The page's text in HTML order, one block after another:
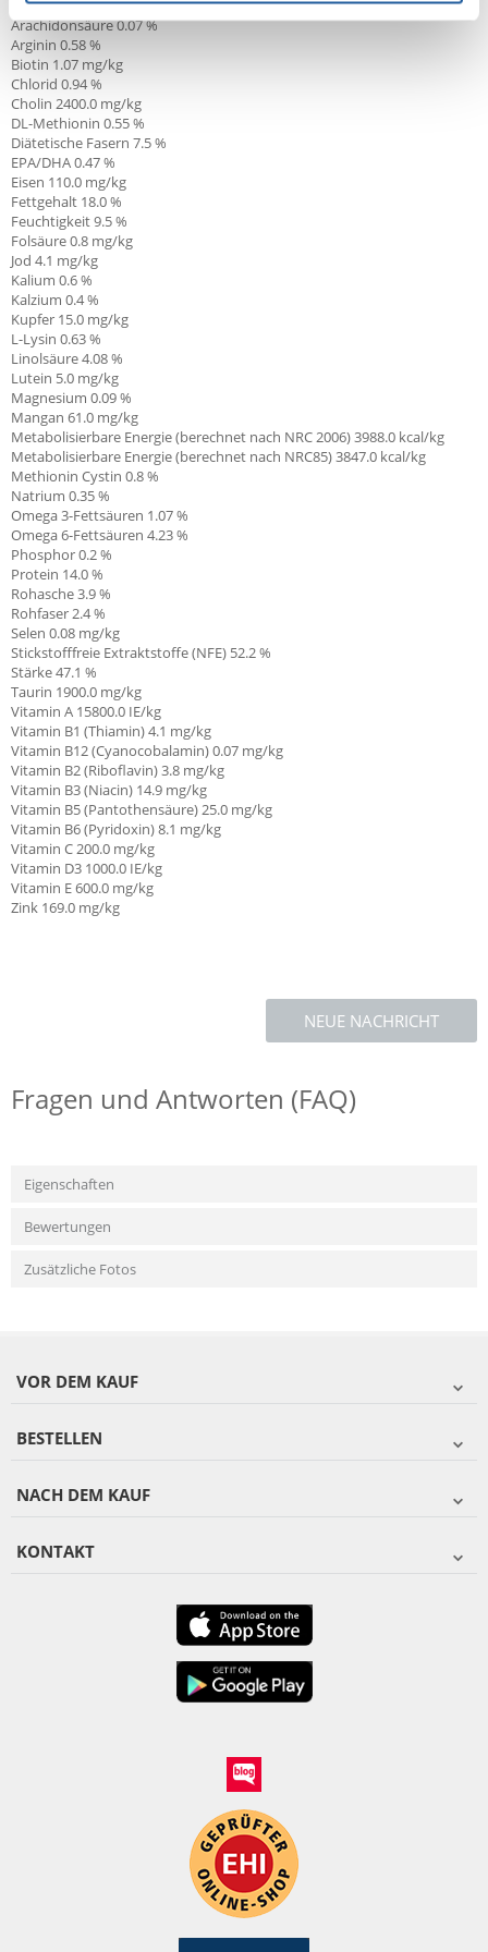
Arachidonsäure 0.07 %
Arginin 0.58 %
Biotin 1.07 mg/kg
Chlorid 0.94 %
Cholin 2400.0 mg/kg
DL-Methionin 0.55 %
Diätetische Fasern 7.5 %
EPA/DHA0.47 %
Eisen 110.0 mg/kg
Fettgehalt 18.0 %
Feuchtigkeit 9.5 %
Folsäure 0.8 mg/kg
Jod 4.1 mg/kg
Kalium 0.6 %
Kalzium 0.4 %
Kupfer 15.0 mg/kg
L-Lysin 0.63 %
Linolsäure4.08 %
Lutein 5.0 mg/kg
Magnesium 0.09 %
Mangan 61.0 mg/kg
Metabolisierbare Energie (berechnet nach NRC 2006) 3988.0 kcal/kg
Metabolisierbare Energie (berechnet nach NRC85) 3847.0 kcal/kg
Methionin Cystin 0.8 %
Natrium 0.35 %
Omega 3-Fettsäuren 1.07 %
Omega 6-Fettsäuren 4.23 %
Phosphor 0.2 %
Protein 14.0 %
Rohasche 3.9 %
Rohfaser 2.4 %
Selen 0.08 mg/kg
Stickstofffreie Extraktstoffe (NFE) 52.2 %
Stärke 47.1 %
Taurin 1900.0 mg/kg
Vitamin A 15800.0 IE/kg
Vitamin B1 (Thiamin)4.1 mg/kg
Vitamin B12 (Cyanocobalamin) 0.07 mg/kg
Vitamin B2 (Riboflavin) 3.8 mg/kg
Vitamin B3 (Niacin) 14.9 mg/kg
Vitamin B5 (Pantothensäure) 25.0 mg/kg
Vitamin B6 (Pyridoxin) 8.1 mg/kg
Vitamin C200.0 mg/kg
Vitamin D3 1000.0 IE/kg
Vitamin E600.0 mg/kg
Zink 169.0 mg/kg
NEUE NACHRICHT
Fragen und Antworten (FAQ)
Eigenschaften
Bewertungen
Zusätzliche Fotos
VOR DEM KAUF
BESTELLEN
NACH DEM KAUF
KONTAKT